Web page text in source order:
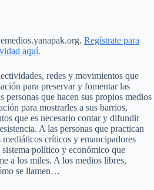
Regístrate para
aquí.
redes y movimientos que
para preservar y fomentar las
personas que hacen sus propios medios
para mostrarles a sus barrios,
que es necesario contar y difundir
A las personas que practican
críticos y emancipadores
político y económico que
a los miles. A los medios libres,
se llamen…